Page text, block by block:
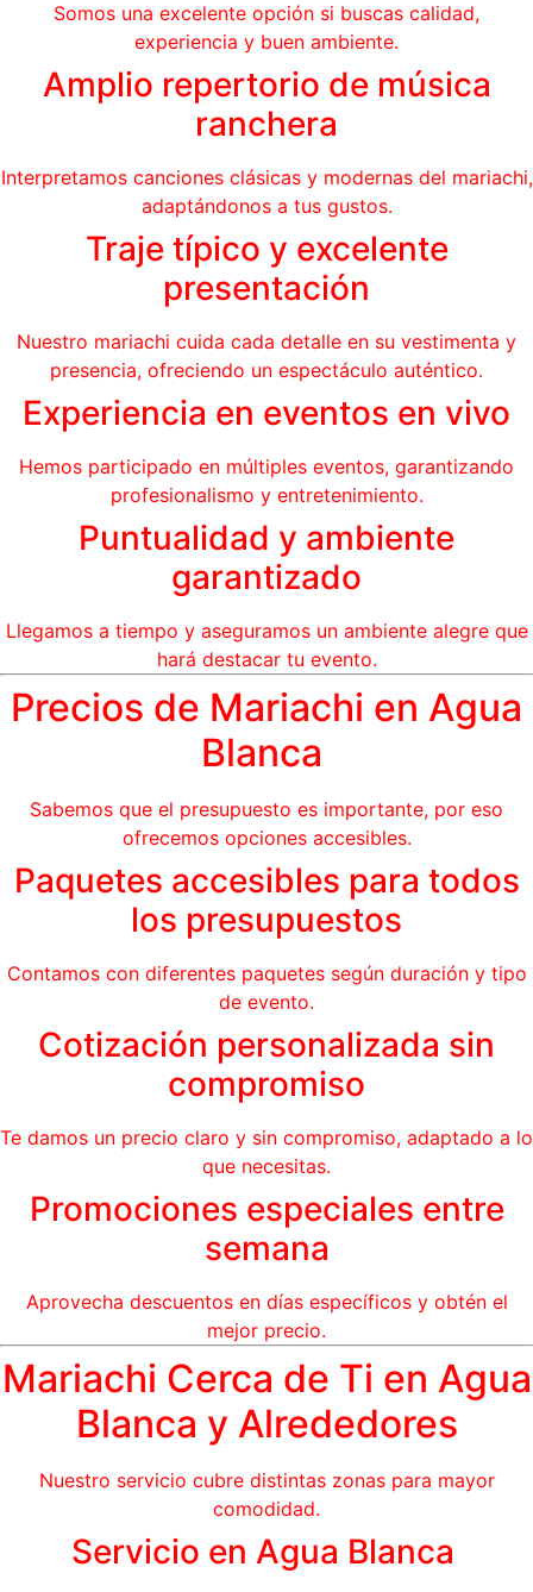
Somos una excelente opción si buscas calidad,
experiencia y buen ambiente.
Amplio repertorio de música
ranchera
Interpretamos canciones clásicas y modernas del mariachi,
adaptándonos a tus gustos.
Traje típico y excelente
presentación
Nuestro mariachi cuida cada detalle en su vestimenta y
presencia, ofreciendo un espectáculo auténtico.
Experiencia en eventos en vivo
Hemos participado en múltiples eventos, garantizando
profesionalismo y entretenimiento.
Puntualidad y ambiente
garantizado
Llegamos a tiempo y aseguramos un ambiente alegre que
hará destacar tu evento.
Precios de Mariachi en Agua
Blanca
Sabemos que el presupuesto es importante, por eso
ofrecemos opciones accesibles.
Paquetes accesibles para todos
los presupuestos
Contamos con diferentes paquetes según duración y tipo
de evento.
Cotización personalizada sin
compromiso
Te damos un precio claro y sin compromiso, adaptado a lo
que necesitas.
Promociones especiales entre
semana
Aprovecha descuentos en días específicos y obtén el
mejor precio.
Mariachi Cerca de Ti en Agua
Blanca y Alrededores
Nuestro servicio cubre distintas zonas para mayor
comodidad.
Servicio en Agua Blanca